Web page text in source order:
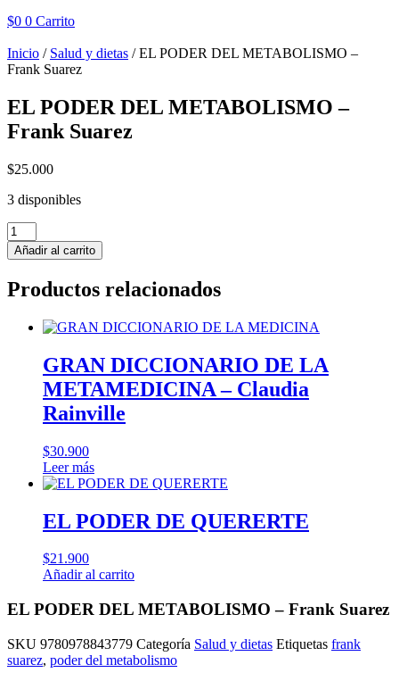
$0 0 Carrito
Inicio / Salud y dietas / EL PODER DEL METABOLISMO –
Frank Suarez
EL PODER DEL METABOLISMO –
Frank Suarez
$25.000
3 disponibles
EL
PODER
DEL
-
Suarez
Añadir al carrito
Productos relacionados
GRAN DICCIONARIO DE LA
METAMEDICINA – Claudia
Rainville
$30.900
Leer más
EL PODER DE QUERERTE
$21.900
Añadir al carrito
EL PODER DEL METABOLISMO – Frank Suarez
SKU 9780978843779 Categoría Salud y dietas Etiquetas frank
suarez, poder del metabolismo